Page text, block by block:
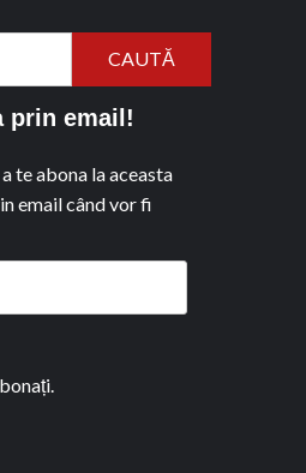
prin email!
te abona la aceasta
email când vor fi